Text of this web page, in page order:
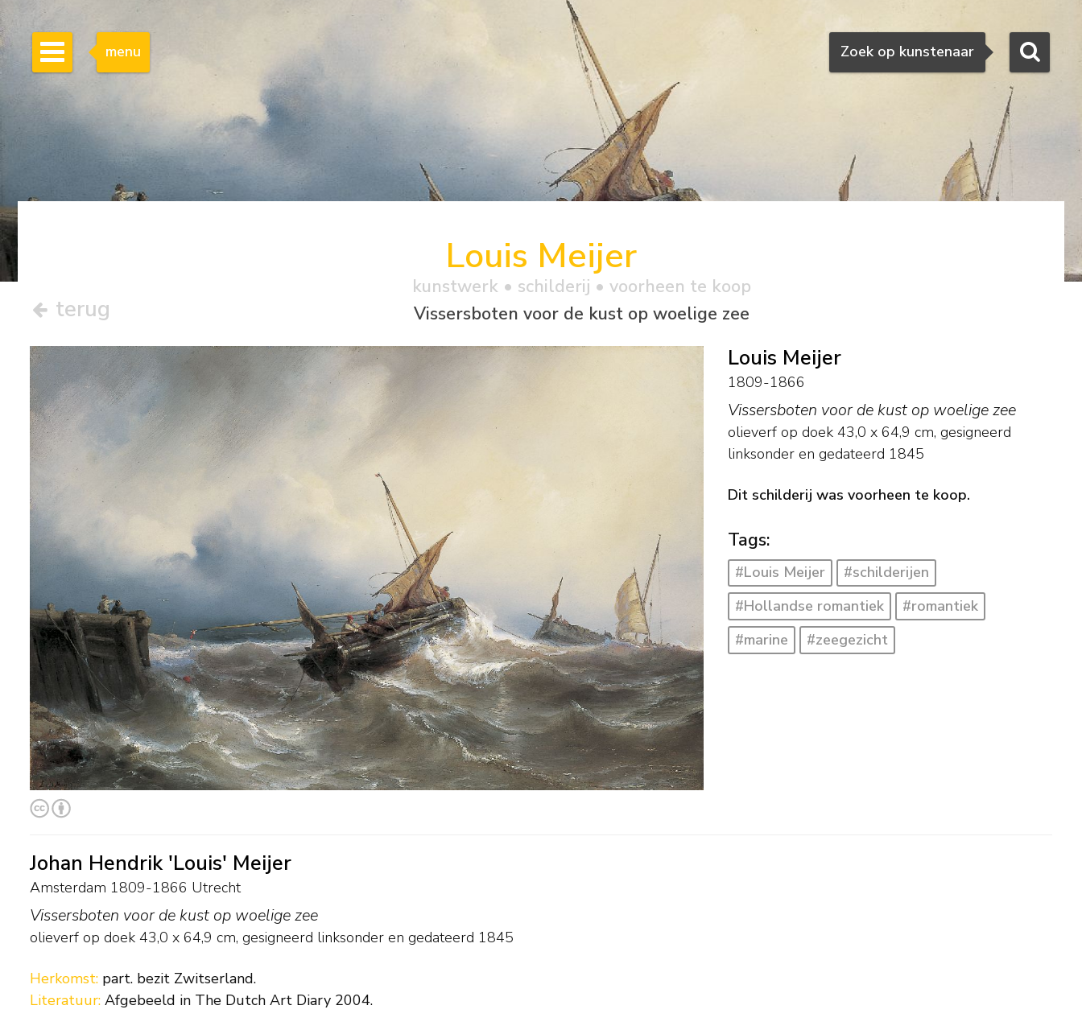
Zoeken
Zoek op kunstenaar
menu
terug
Louis Meijer
kunstwerk • schilderij • voorheen te koop
Vissersboten voor de kust op woelige zee
Louis Meijer
1809-1866
Vissersboten voor de kust op woelige zee
olieverf op doek 43,0 x 64,9 cm, gesigneerd
linksonder en gedateerd 1845
Dit schilderij was voorheen te koop.
Tags:
#Louis Meijer
#schilderijen
#Hollandse romantiek
#romantiek
#marine
#zeegezicht
Johan Hendrik 'Louis' Meijer
Amsterdam 1809-1866 Utrecht
Vissersboten voor de kust op woelige zee
olieverf op doek 43,0 x 64,9 cm, gesigneerd linksonder en gedateerd 1845
Herkomst: part. bezit Zwitserland.
Literatuur: Afgebeeld in The Dutch Art Diary 2004.